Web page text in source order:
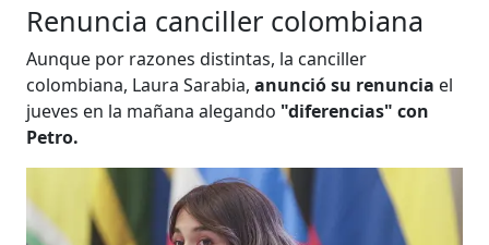
Renuncia canciller colombiana
Aunque por razones distintas, la canciller
colombiana, Laura Sarabia,anunció su renuncia el
jueves en la mañana alegando "diferencias" con
Petro.